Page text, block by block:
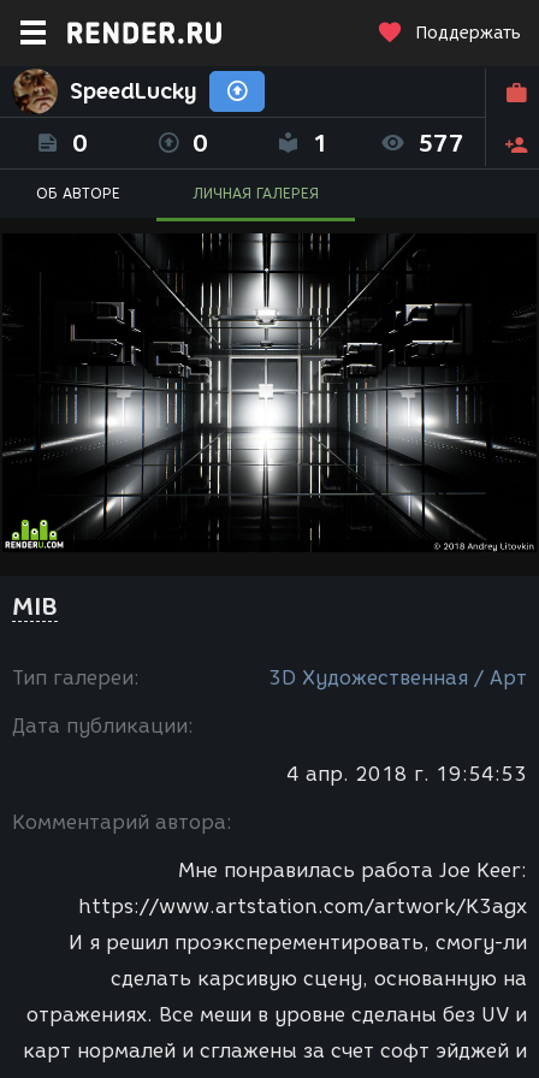
Поддержать
SpeedLucky
0 0 1 577
ОБ АВТОРЕ ЛИЧНАЯ ГАЛЕРЕЯ
MIB
Тип галереи: 3D Художественная / Арт
Дата публикации:
4 апр. 2018 г. 19:54:53
Комментарий автора:
Мне понравилась работа Joe Keer:
https://www.artstation.com/artwork/K3agx
И я решил проэксперементировать, смогу-ли
сделать карсивую сцену, основанную на
отражениях. Все меши в уровне сделаны без UV и
карт нормалей и сглажены за счет софт эйджей и